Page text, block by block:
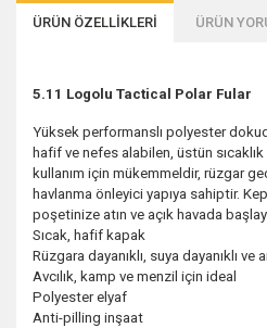
ÜRÜN ÖZELLİKLERİ ÜRÜN
5.11 Logolu Tactical Polar Fular
Yüksek performanslı polyester
hafif ve nefes alabilen, üstün
kullanım için mükemmeldir, rüzgar
havlanma önleyici yapıya sahiptir.
poşetinize atın ve açık havada
Sıcak, hafif kapak
Rüzgara dayanıklı, suya dayanıklı ve
Avcılık, kamp ve menzil için ideal
Polyester elyaf
Anti-pilling inşaat